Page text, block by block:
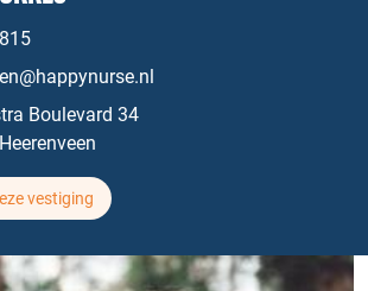
Boulevard 34
vestiging